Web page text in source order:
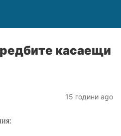
касаещи
15 години ago